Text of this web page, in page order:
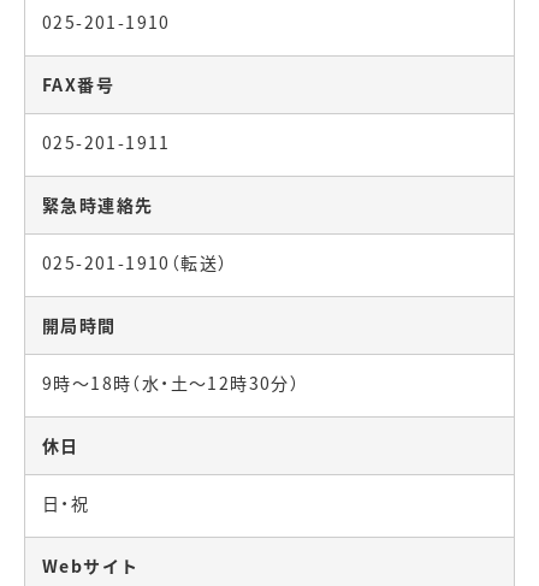
025-201-1910
FAX番号
025-201-1911
緊急時連絡先
025-201-1910（転送）
開局時間
9時～18時（水・土～12時30分）
休日
日・祝
Webサイト